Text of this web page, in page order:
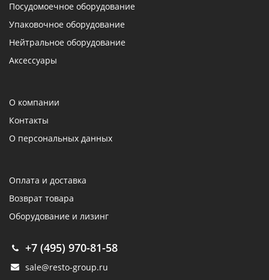
Посудомоечное оборудование
Упаковочное оборудование
Нейтральное оборудование
Аксессуары
О компании
Контакты
О персональных данных
Оплата и доставка
Возврат товара
Оборудование и лизинг
+7 (495) 970-81-58
sale@resto-group.ru